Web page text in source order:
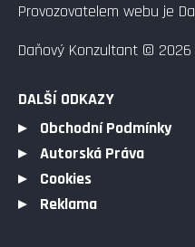
Provozovatelem webu je
Daňový Konzultant © 2026
DALŠÍ ODKAZY
Obchodní Podmínky
Autorská Práva
Cookies
Reklama